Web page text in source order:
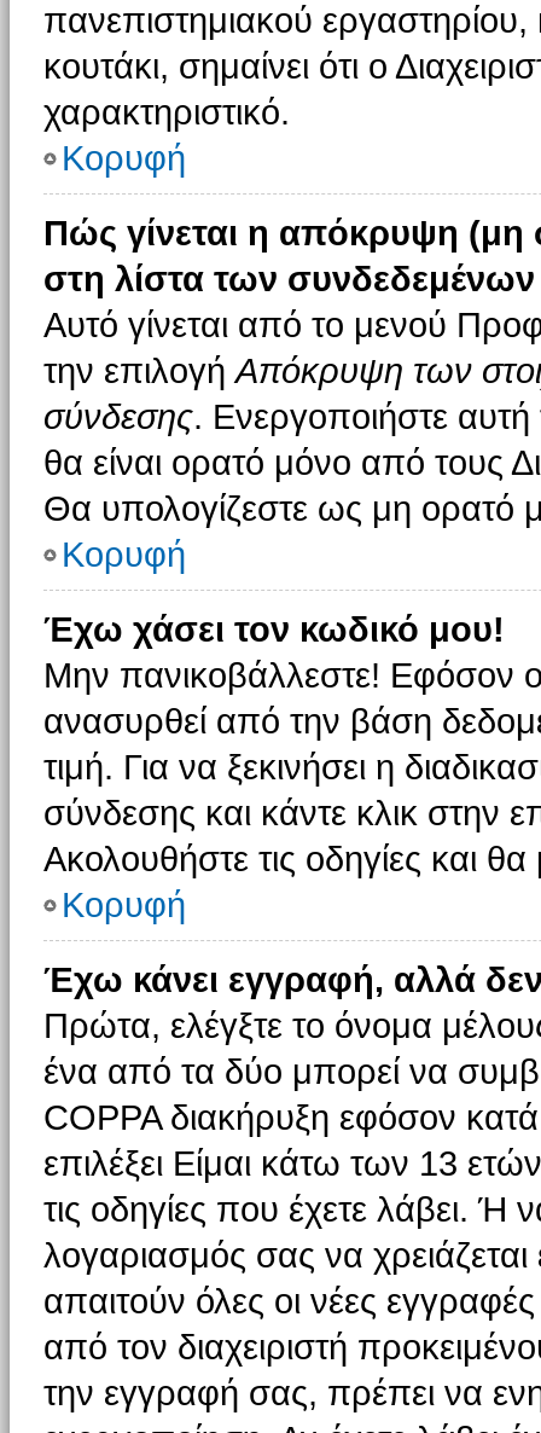
πανεπιστημιακού
κουτάκι, σημαίνει ότι ο
χαρακτηριστικό.
Κορυφή
Πώς γίνεται η απόκρυψη
στη λίστα των
Αυτό γίνεται από το μενού
την επιλογήΑπόκρυψη των
σύνδεσης. Ενεργοποιήστε
θα είναι ορατό μόνο από τους
Θα υπολογίζεστε ως μη ορατό
Κορυφή
Έχω χάσει τον κωδικό μου!
Μην πανικοβάλλεστε! Εφόσον
ανασυρθεί από την βάση
τιμή. Για να ξεκινήσει η
σύνδεσης και κάντε κλικ στην
Ακολουθήστε τις οδηγίες και
Κορυφή
Έχω κάνει εγγραφή, αλλά
Πρώτα, ελέγξτε το όνομα
ένα από τα δύο μπορεί να
COPPA διακήρυξη εφόσον κατά
επιλέξει Είμαι κάτω των 13
τις οδηγίες που έχετε λάβει. Ή
λογαριασμός σας να
απαιτούν όλες οι νέες
από τον διαχειριστή
την εγγραφή σας, πρέπει να